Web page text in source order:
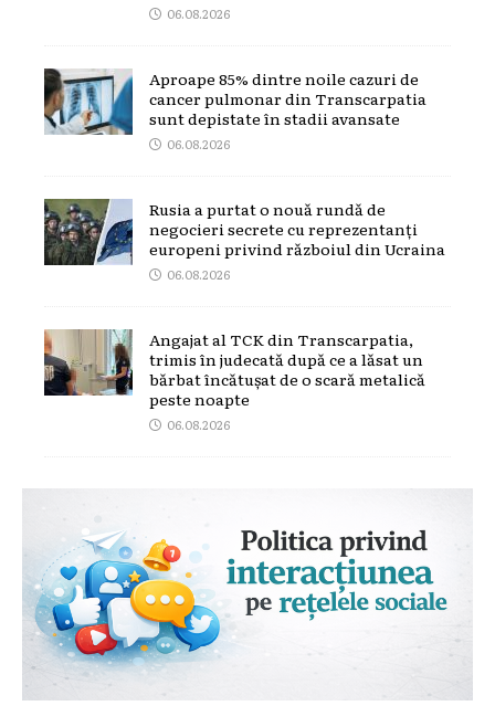
06.08.2026
Aproape 85% dintre noile cazuri de
cancer pulmonar din Transcarpatia
sunt depistate în stadii avansate
06.08.2026
Rusia a purtat o nouă rundă de
negocieri secrete cu reprezentanți
europeni privind războiul din Ucraina
06.08.2026
Angajat al TCK din Transcarpatia,
trimis în judecată după ce a lăsat un
bărbat încătușat de o scară metalică
peste noapte
06.08.2026